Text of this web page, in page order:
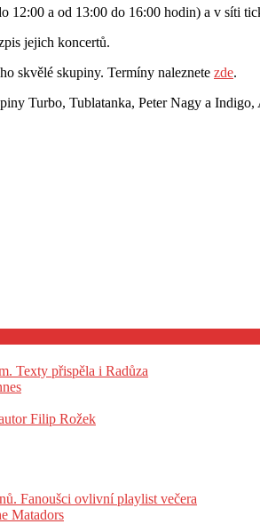
a od 13:00 do 16:00 hodin) a v síti
jejich koncertů.
skvělé skupiny. Termíny naleznete zde.
Turbo, Tublatanka, Peter Nagy a
Texty přispěla i Radůza
Filip Rožek
Fanoušci ovlivní playlist večera
Matadors